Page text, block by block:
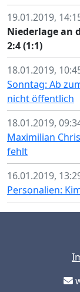
19.01.2019,
Niederlage an
2:4 (1:1)
18.01.2019,
Sonntag: Ab
nicht öffentlich
18.01.2019,
Maximilian
fehlt
16.01.2019,
Personalien: